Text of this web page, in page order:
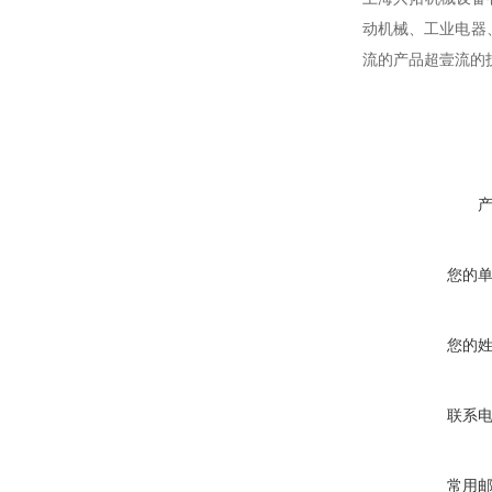
动机械、工业电器
流的产品超壹流的
您的
您的
联系
常用